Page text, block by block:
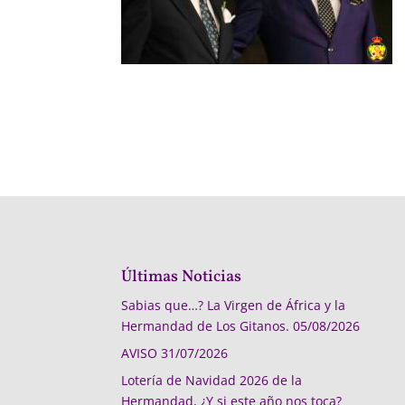
Últimas Noticias
Sabias que…? La Virgen de África y la
Hermandad de Los Gitanos. 05/08/2026
AVISO 31/07/2026
Lotería de Navidad 2026 de la
Hermandad, ¿Y si este año nos toca?